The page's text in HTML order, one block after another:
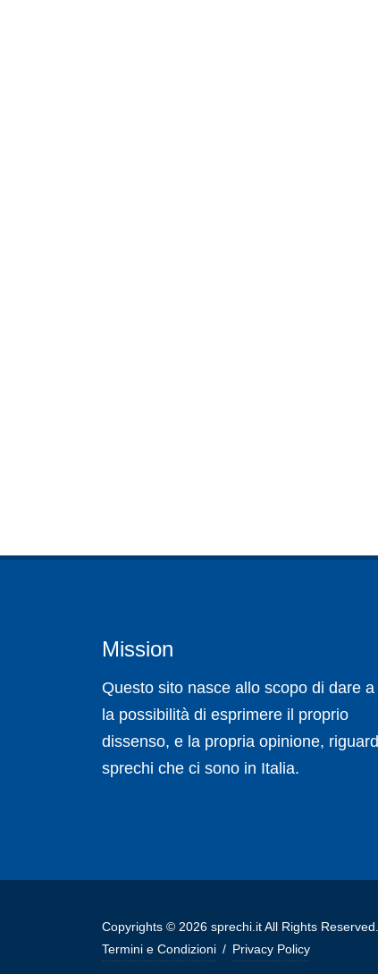
Mission
Questo sito nasce allo scopo di dare a
la possibilità di esprimere il proprio
dissenso, e la propria opinione,
sprechi che ci sono in Italia.
Copyrights © 2026 sprechi.it All Rights Reserved.
Termini e Condizioni / Privacy Policy